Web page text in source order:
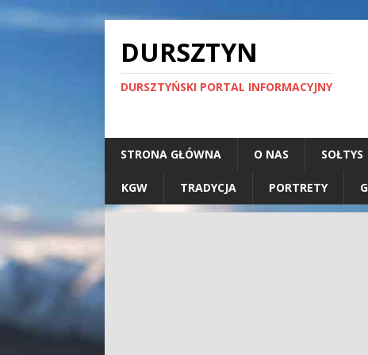
DURSZTYN
DURSZTYŃSKI PORTAL INFORMACYJNY
STRONA GŁÓWNA O NAS SOŁTYS
KGW TRADYCJA PORTRETY